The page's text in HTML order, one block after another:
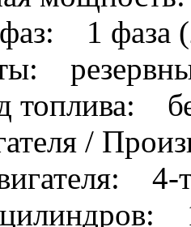
фаз: 1 фаза
топлива:
/
4-
цилиндров: